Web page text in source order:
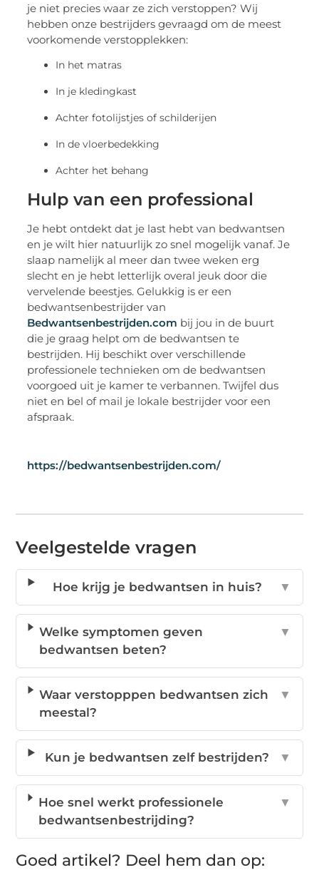
je niet precies waar ze zich verstoppen? Wij
hebben onze bestrijders gevraagd om de meest
voorkomende verstopplekken:
In het matras
In je kledingkast
Achter fotolijstjes of schilderijen
In de vloerbedekking
Achter het behang
Hulp van een professional
Je hebt ontdekt dat je last hebt van bedwantsen
en je wilt hier natuurlijk zo snel mogelijk vanaf. Je
slaap namelijk al meer dan twee weken erg
slecht en je hebt letterlijk overal jeuk door die
vervelende beestjes. Gelukkig is er een
bedwantsenbestrijder van
Bedwantsenbestrijden.com bij jou in de buurt
die je graag helpt om de bedwantsen te
bestrijden. Hij beschikt over verschillende
professionele technieken om de bedwantsen
voorgoed uit je kamer te verbannen. Twijfel dus
niet en bel of mail je lokale bestrijder voor een
afspraak.
https://bedwantsenbestrijden.com/
Veelgestelde vragen
Hoe krijg je bedwantsen in huis? ▼
Welke symptomen geven
bedwantsen beten?
▼
Waar verstopppen bedwantsen zich
meestal?
▼
Kun je bedwantsen zelf bestrijden? ▼
Hoe snel werkt professionele
bedwantsenbestrijding?
▼
Goed artikel? Deel hem dan op: